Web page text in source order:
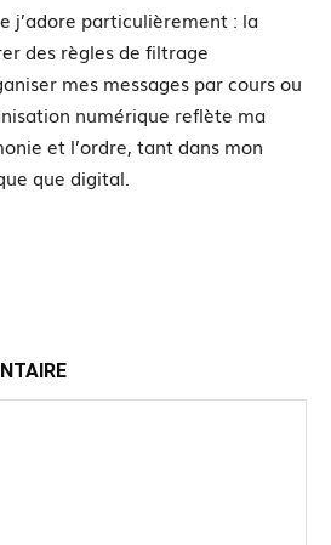
j’adore particulièrement : la
des règles de filtrage
mes messages par cours ou
numérique reflète ma
et l’ordre, tant dans mon
que digital.